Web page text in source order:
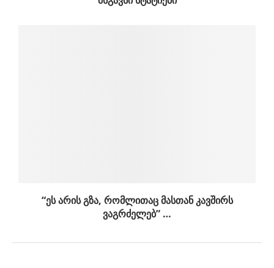
“ეს არის გზა, რომლითაც მასთან კავშირს
ვაგრძელებ” …